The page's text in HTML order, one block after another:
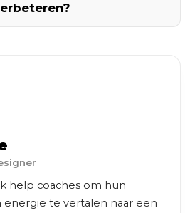
help coaches om hun
energie te vertalen naar een